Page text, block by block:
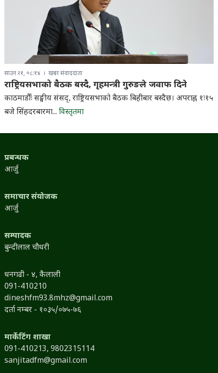
साउन २१, ०८:१४ खबर संवाददाता
राष्ट्रियसभाको बैठक बस्दै, गृहमन्त्री गुरुङले जवाफ दिने
काठमाडौँः सङ्घीय संसद्, राष्ट्रियसभाको बैठक बिहीबार बस्दैछ। अपराह्न १ः१५
बजे सिंहदरबारमा... विस्तृतमा
प्रबन्धक
आर्जु
समाचार संयोजक
आर्जु
सम्पादक
बुन्दीलाल चौधरी
धनगढी - ४, कैलाली
091-410210
dineshfm93.8mhz@gmail.com
दर्ता नम्बर - १०३५/०७५-७६
मार्केटिंग शाखा
091-410213, 9802315114
sanjitadfm@gmail.com